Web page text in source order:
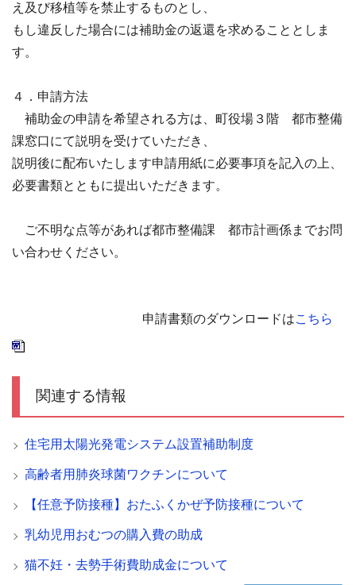
え及び移植等を禁止するものとし、
もし違反した場合には補助金の返還を求めることとしま
す。
４．申請方法
補助金の申請を希望される方は、町役場３階 都市整備
課窓口にて説明を受けていただき、
説明後に配布いたします申請用紙に必要事項を記入の上、
必要書類とともに提出いただきます。
ご不明な点等があれば都市整備課 都市計画係までお問
い合わせください。
申請書類のダウンロードはこちら
関連する情報
住宅用太陽光発電システム設置補助制度
高齢者用肺炎球菌ワクチンについて
【任意予防接種】おたふくかぜ予防接種について
乳幼児用おむつの購入費の助成
猫不妊・去勢手術費助成金について